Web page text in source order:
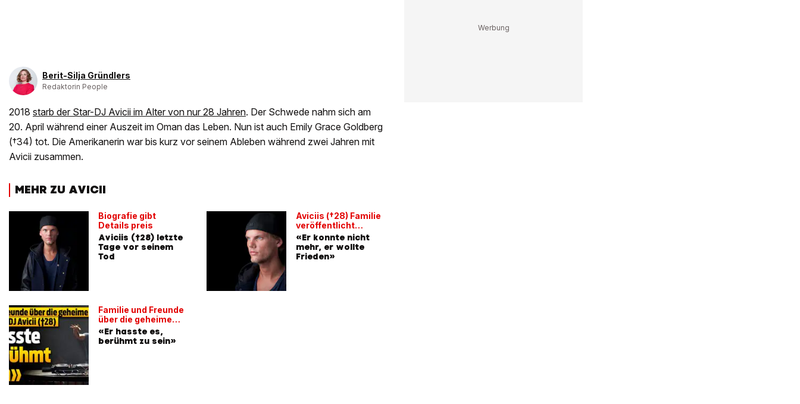
Berit-Silja Gründlers
Redaktorin People
2018 starb der Star-DJ Avicii im Alter von nur 28 Jahren. Der Schwede nahm sich am
20. April während einer Auszeit im Oman das Leben. Nun ist auch Emily Grace Goldberg
(†34) tot. Die Amerikanerin war bis kurz vor seinem Ableben während zwei Jahren mit
Avicii zusammen.
MEHR ZU AVICII
Biografie gibt
Details preis
Aviciis (†28) letzte
Tage vor seinem
Tod
Familie und Freunde
über die geheime
Seite von Star-DJ
Avicii (†28)
«Er hasste es,
berühmt zu sein»
Aviciis (†28) Familie
veröffentlicht
Statement
«Er konnte nicht
mehr, er wollte
Frieden»